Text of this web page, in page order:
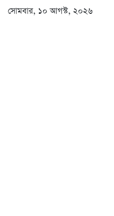
সোমবার, ১০ আগস্ট, ২০২৬